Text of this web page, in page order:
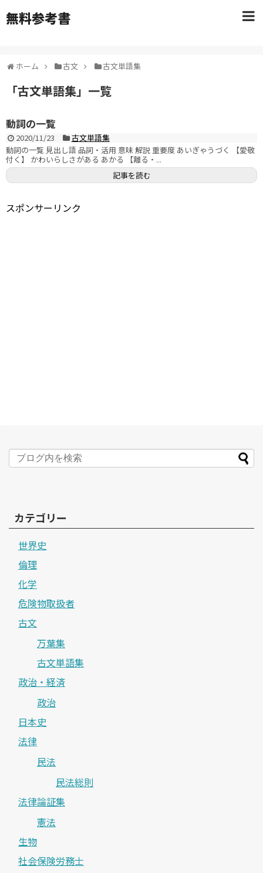
無料参考書
ホーム 古文 古文単語集
「古文単語集」 一覧
動詞の一覧
2020/11/23
古文単語集
動詞の一覧 見出し語 品詞・活用 意味 解説 重要度 あいぎゃうづく 【愛敬
付く】 かわいらしさがある あかる 【離る・...
記事を読む
スポンサーリンク
カテゴリー
世界史
倫理
化学
危険物取扱者
古文
万葉集
古文単語集
政治・経済
政治
日本史
法律
民法
民法総則
法律論証集
憲法
生物
社会保険労務士